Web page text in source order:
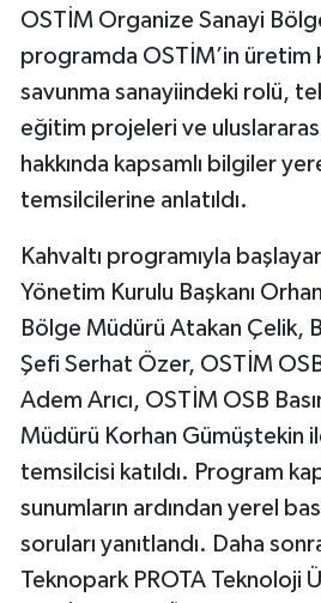
OSTİM Organize Sanayi
programda OSTİM’in üretim
savunma sanayiindeki rolü,
eğitim projeleri ve uluslararası
hakkında kapsamlı bilgiler
temsilcilerine anlatıldı.
Kahvaltı programıyla
Yönetim Kurulu Başkanı
Bölge Müdürü Atakan Çelik,
Şefi Serhat Özer, OSTİM
Adem Arıcı, OSTİM OSB
Müdürü Korhan Gümüştekin
temsilcisi katıldı. Program
sunumların ardından yerel
soruları yanıtlandı. Daha
Teknopark PROTA Teknoloji
Seri İlan
Siyaset
Sokak Hayvanlarını
Spor
Vasıta
Yaşam